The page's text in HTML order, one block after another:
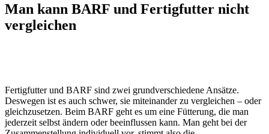
Man kann BARF und Fertigfutter nicht
vergleichen
Fertigfutter und BARF sind zwei grundverschiedene Ansätze.
Deswegen ist es auch schwer, sie miteinander zu vergleichen – oder
gleichzusetzen. Beim BARF geht es um eine Fütterung, die man
jederzeit selbst ändern oder beeinflussen kann. Man geht bei der